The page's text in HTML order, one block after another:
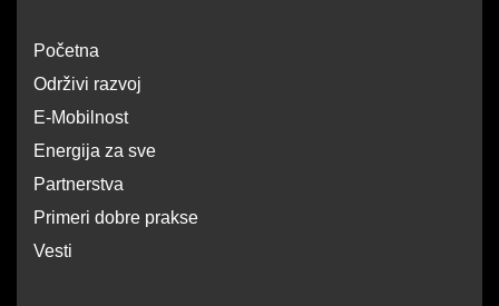
Početna
Održivi razvoj
E-Mobilnost
Energija za sve
Partnerstva
Primeri dobre prakse
Vesti